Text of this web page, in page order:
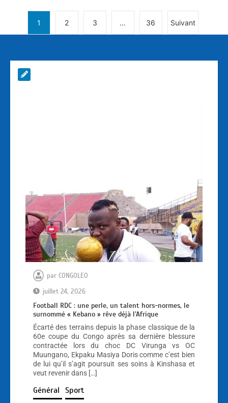
1 2 3 … 36 Suivant
par CONGOLEO
juillet 24, 2026
Football RDC : une perle, un talent hors-normes, le
surnommé « Kebano » rêve déjà l’Afrique
Écarté des terrains depuis la phase classique de la
60e coupe du Congo après sa dernière blessure
contractée lors du choc DC Virunga vs OC
Muungano, Ekpaku Masiya Doris comme c’est bien
de lui qu’il s’agit poursuit ses soins à Kinshasa et
veut revenir dans […]
Général Sport